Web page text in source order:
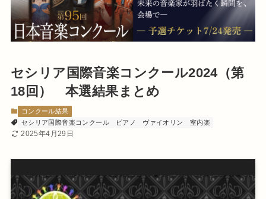
セシリア国際音楽コンクール2024（第
18回） 本選結果まとめ
コンクール結果
セシリア国際音楽コンクール
ピアノ ヴァイオリン 室内楽
2025年4月29日